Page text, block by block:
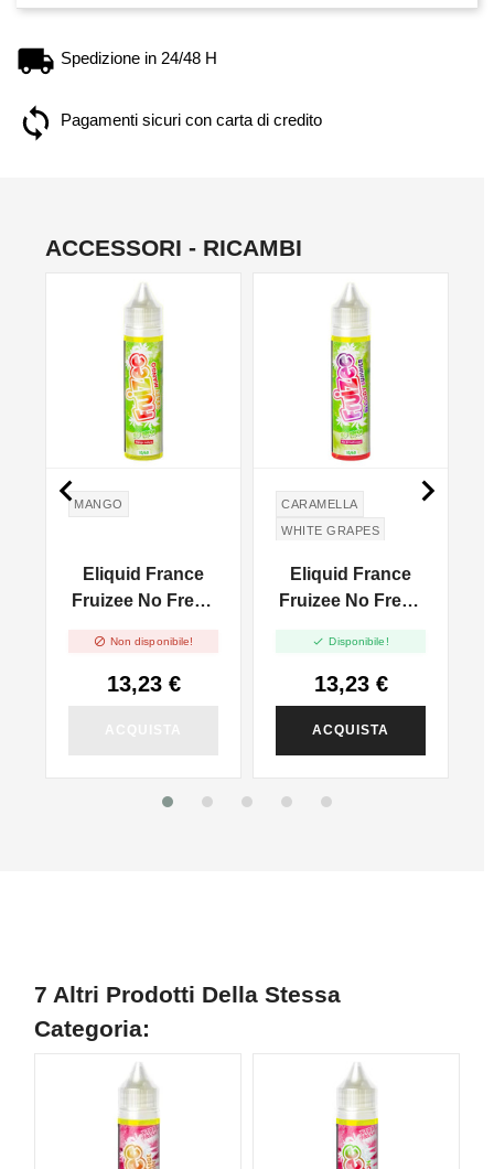
Spedizione in 24/48 H
Pagamenti sicuri con carta di credito
ACCESSORI - RICAMBI
MANGO
Eliquid France
Fruizee No Fresh
Vape Shot - 10ml
 Non disponibile!
13,23 €
NON DISPONIBILE
CARAMELLA
WHITE GRAPES
RIBES NERO
UVA BIANCA
Eliquid France
Fruizee No Fresh
Vape Shot - 10ml
 Disponibile!
13,23 €
ACQUISTA
 
7 Altri Prodotti Della Stessa
Categoria: